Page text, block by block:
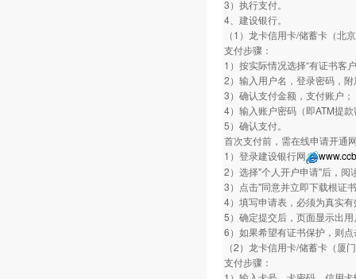
3）执行支付。
4、建设银行。
（1）龙卡信用卡/储蓄卡（北
支付步骤：
1）按实际情况选择“有证书客
2）输入用户名，登录密码，
3）确认支付金额，支付账户；
4）输入账户密码（即ATM提
5）确认支付。
首次支付前，需在线申请开通
1）登录建设银行网
2）选择"个人开户申请"后，阅
3）点击"同意并立即下载根证
4）填写申请表，必须为真实
5）确定提交后，页面显示出
6）如果希望有证书保护，则
（2）龙卡信用卡/储蓄卡（厦
支付步骤：